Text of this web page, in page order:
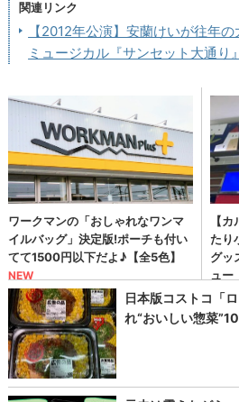
関連リンク
【2012年公演】安蘭けいが往年
ミュージカル『サンセット大通り